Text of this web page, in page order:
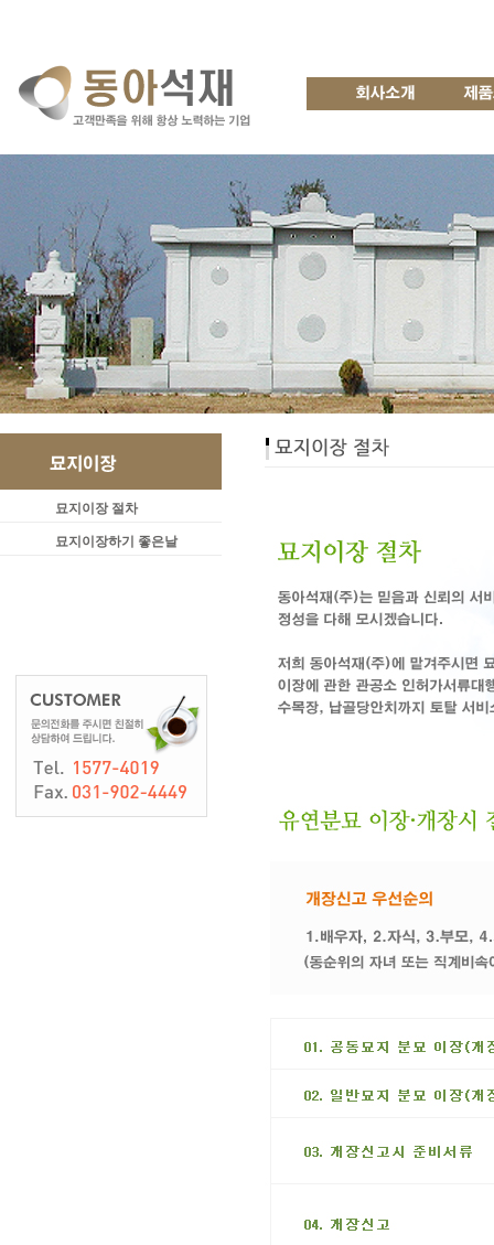
묘지이장 절차
묘지이장하기 좋은날